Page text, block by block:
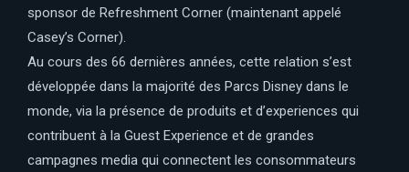
sponsor de Refreshment Corner (maintenant appelé
Casey’s Corner).
Au cours des 66 dernières années, cette relation s’est
développée dans la majorité des Parcs Disney dans le
monde, via la présence de produits et d’experiences qui
contribuent à la Guest Experience et de grandes
campagnes media qui connectent les consommateurs